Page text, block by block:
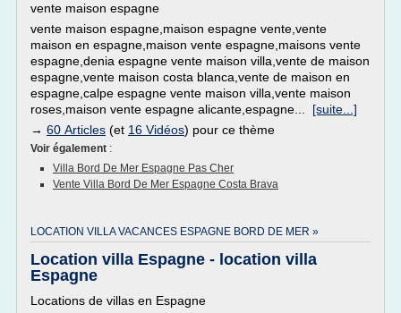
vente maison espagne
vente maison espagne,maison espagne vente,vente
maison en espagne,maison vente espagne,maisons vente
espagne,denia espagne vente maison villa,vente de maison
espagne,vente maison costa blanca,vente de maison en
espagne,calpe espagne vente maison villa,vente maison
roses,maison vente espagne alicante,espagne... [suite...]
→ 60 Articles (et 16 Vidéos) pour ce thème
Voir également :
Villa Bord De Mer Espagne Pas Cher
Vente Villa Bord De Mer Espagne Costa Brava
LOCATION VILLA VACANCES ESPAGNE BORD DE MER »
Location villa Espagne - location villa
Espagne
Locations de villas en Espagne